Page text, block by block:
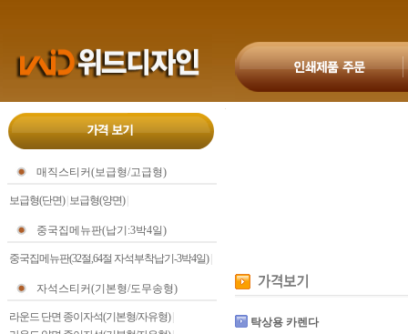
매직스티커(보급형/고급형)
보급형(단면)| 보급형(양면)|
중국집메뉴판(납기:3박4일)
중국집메뉴판(32절,64절 자석부착납기-3박4일)|
자석스티커(기본형/도무송형)
라운드 단면 종이자석(기본형/자유형)|
탁상용 카렌다